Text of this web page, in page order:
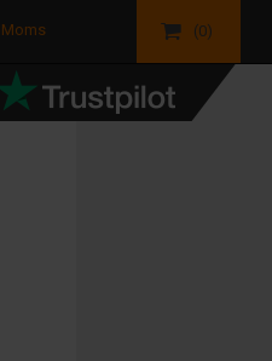
Moms (0)